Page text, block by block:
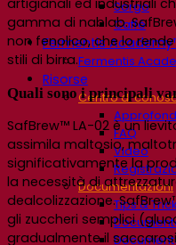
Sorgo
Caffè
Fermentis
Fermentis
Risorse
Centro di
FAQ
Video
Documentazioni
Tips &
gamma di nablab.
non fenolico, che lo
stili di birra.
Quali sono i principali
SafBrew™ LA-02 è un
assimila maltosio,
significativamente la
la necessità di
dealcolizzazione.
gli zuccheri semplici
gradualmente il